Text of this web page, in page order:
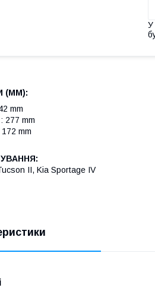
У
(MM):
mm
277 mm
mm
II, Kia Sportage IV